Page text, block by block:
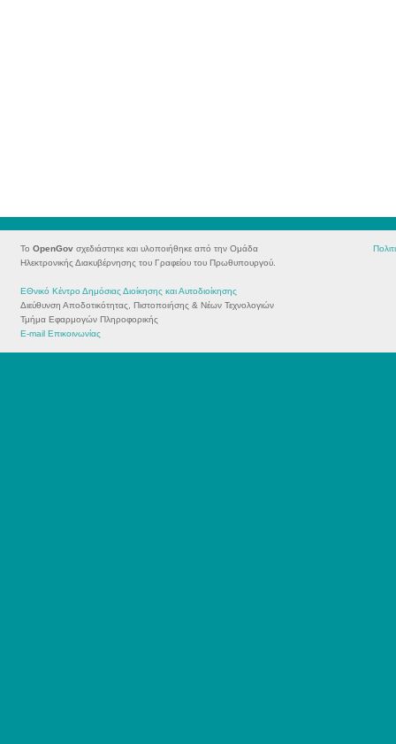
Το OpenGov σχεδιάστηκε και υλοποιήθηκε από την Ομάδα
Ηλεκτρονικής Διακυβέρνησης του Γραφείου του Πρωθυπουργού.
ΕΘνικό Κέντρο Δημόσιας Διοίκησης και Αυτοδιοίκησης
Διεύθυνση Αποδοτικότητας, Πιστοποιήσης & Νέων Τεχνολογιών
Τμήμα Εφαρμογών Πληροφορικής
E-mail Eπικοινωνίας